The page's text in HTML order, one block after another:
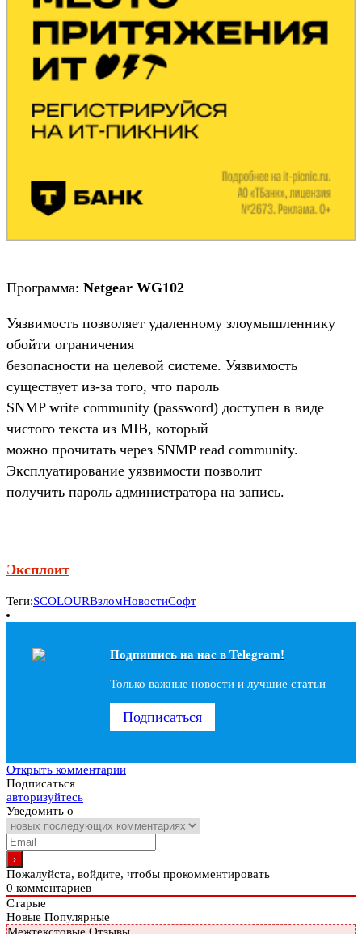
Программа: Netgear WG102
Уязвимость позволяет удаленному злоумышленнику
обойти ограничения
безопасности на целевой системе. Уязвимость
существует из-за того, что пароль
SNMP write community (password) доступен в виде
чистого текста из MIB, который
можно прочитать через SNMP read community.
Эксплуатирование уязвимости позволит
получить пароль администратора на запись.
Эксплоит
Теги:SCOLOURВзломНовостиСофт
Подпишись на наc в Telegram!
Только важные новости и лучшие статьи
Подписаться
Открыть комментарии
Подписаться
авторизуйтесь
Уведомить о
Пожалуйста, войдите, чтобы прокомментировать
0 комментариев
Старые
Новые Популярные